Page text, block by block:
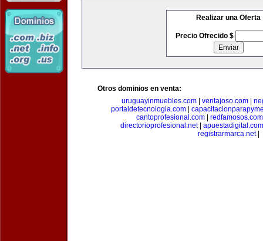
Realizar una Oferta
Precio Ofrecido $
Otros dominios en venta:
uruguayinmuebles.com| ventajoso.com|
portaldetecnologia.com|
cantoprofesional.com
redfamosos.com
directorioprofesional.net| apuestadigital.com
registrarmarca.net|